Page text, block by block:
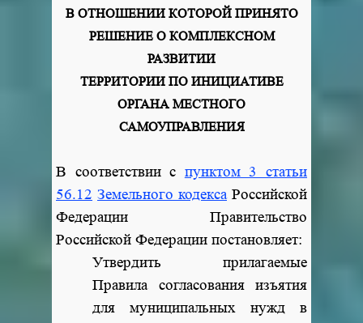
В ОТНОШЕНИИ КОТОРОЙ ПРИНЯТО
РЕШЕНИЕ О КОМПЛЕКСНОМ
РАЗВИТИИ
ТЕРРИТОРИИ ПО ИНИЦИАТИВЕ
ОРГАНА МЕСТНОГО
САМОУПРАВЛЕНИЯ
В соответствии с пунктом 3 статьи
56.12 Земельного кодексаРоссийской
Федерации Правительство
Российской Федерации постановляет:
Утвердить прилагаемые
Правила согласования изъятия
для муниципальных нужд в